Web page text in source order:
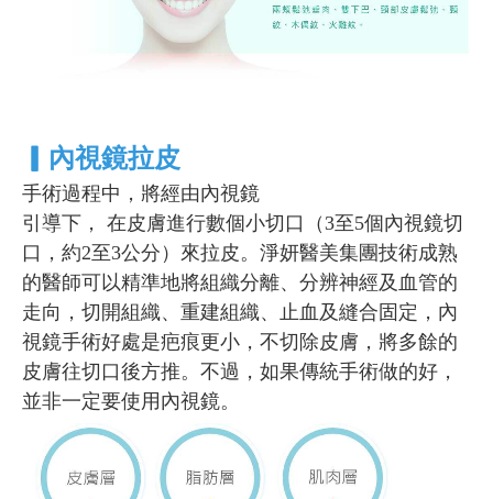
內視鏡拉皮
手術過程中，將經由內視鏡
引導下， 在皮膚進行數個小切口（3至5個內視鏡切
口，約2至3公分）來拉皮。淨妍醫美集團技術成熟
的醫師可以精準地將組織分離、分辨神經及血管的
走向，切開組織、重建組織、止血及縫合固定，內
視鏡手術好處是疤痕更小，不切除皮膚，將多餘的
皮膚往切口後方推。不過，如果傳統手術做的好，
並非一定要使用內視鏡。